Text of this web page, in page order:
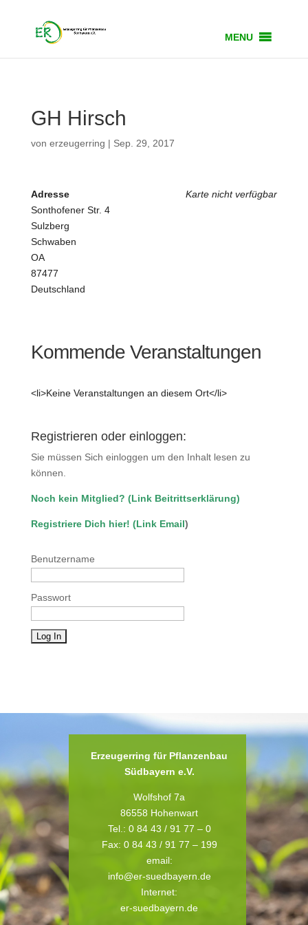
MENU
GH Hirsch
von erzeugerring | Sep. 29, 2017
Karte nicht verfügbar
Adresse
Sonthofener Str. 4
Sulzberg
Schwaben
OA
87477
Deutschland
Kommende Veranstaltungen
<li>Keine Veranstaltungen an diesem Ort</li>
Registrieren oder einloggen:
Sie müssen Sich einloggen um den Inhalt lesen zu
können.
Noch kein Mitglied? (Link Beitrittserklärung)
Registriere Dich hier! (Link Email)
Benutzername
Passwort
Erzeugerring für Pflanzenbau
Südbayern e.V.
Wolfshof 7a
86558 Hohenwart
Tel.: 0 84 43 / 91 77 – 0
Fax: 0 84 43 / 91 77 – 199
email:
info@er-suedbayern.de
Internet:
er-suedbayern.de